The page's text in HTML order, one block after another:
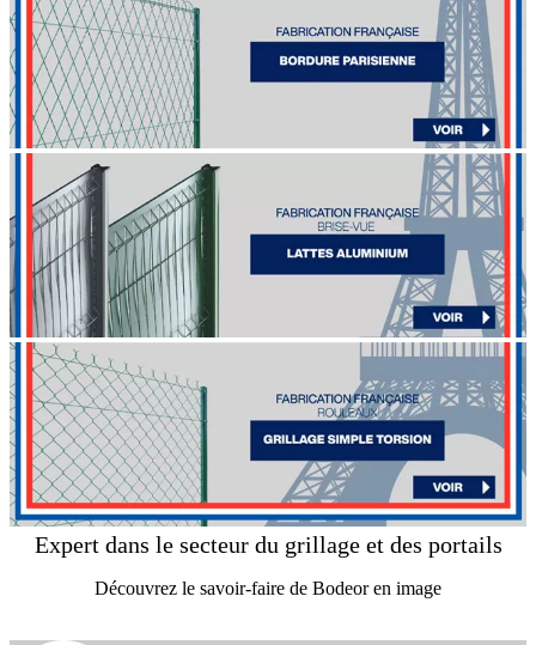
Expert dans le secteur du grillage et des portails
Découvrez le savoir-faire de Bodeor en image